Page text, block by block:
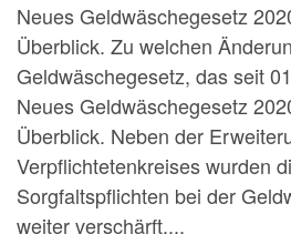
Neues Geldwäschegesetz
Überblick. Zu welchen
Geldwäschegesetz, das seit
Neues Geldwäschegesetz
Überblick. Neben der
Verpflichtetenkreises wurden
Sorgfaltspflichten bei der
weiter verschärft....